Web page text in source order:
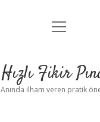
Anasayfa
Yasal Uyarı
menüyü
Hızlı Fikir
Anında ilham veren pratik